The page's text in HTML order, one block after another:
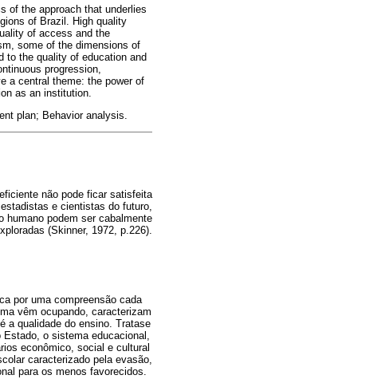
of the approach that underlies
of Brazil. High quality
of access and the
some of the dimensions of
to the quality of education and
progression,
a central theme: the power of
as an institution.
plan; Behavior analysis.
não pode ficar satisfeita
e cientistas do futuro,
humano podem ser cabalmente
(Skinner, 1972, p.226).
por uma compreensão cada
vêm ocupando, caracterizam
a qualidade do ensino. Tratase
o sistema educacional,
econômico, social e cultural
caracterizado pela evasão,
para os menos favorecidos.